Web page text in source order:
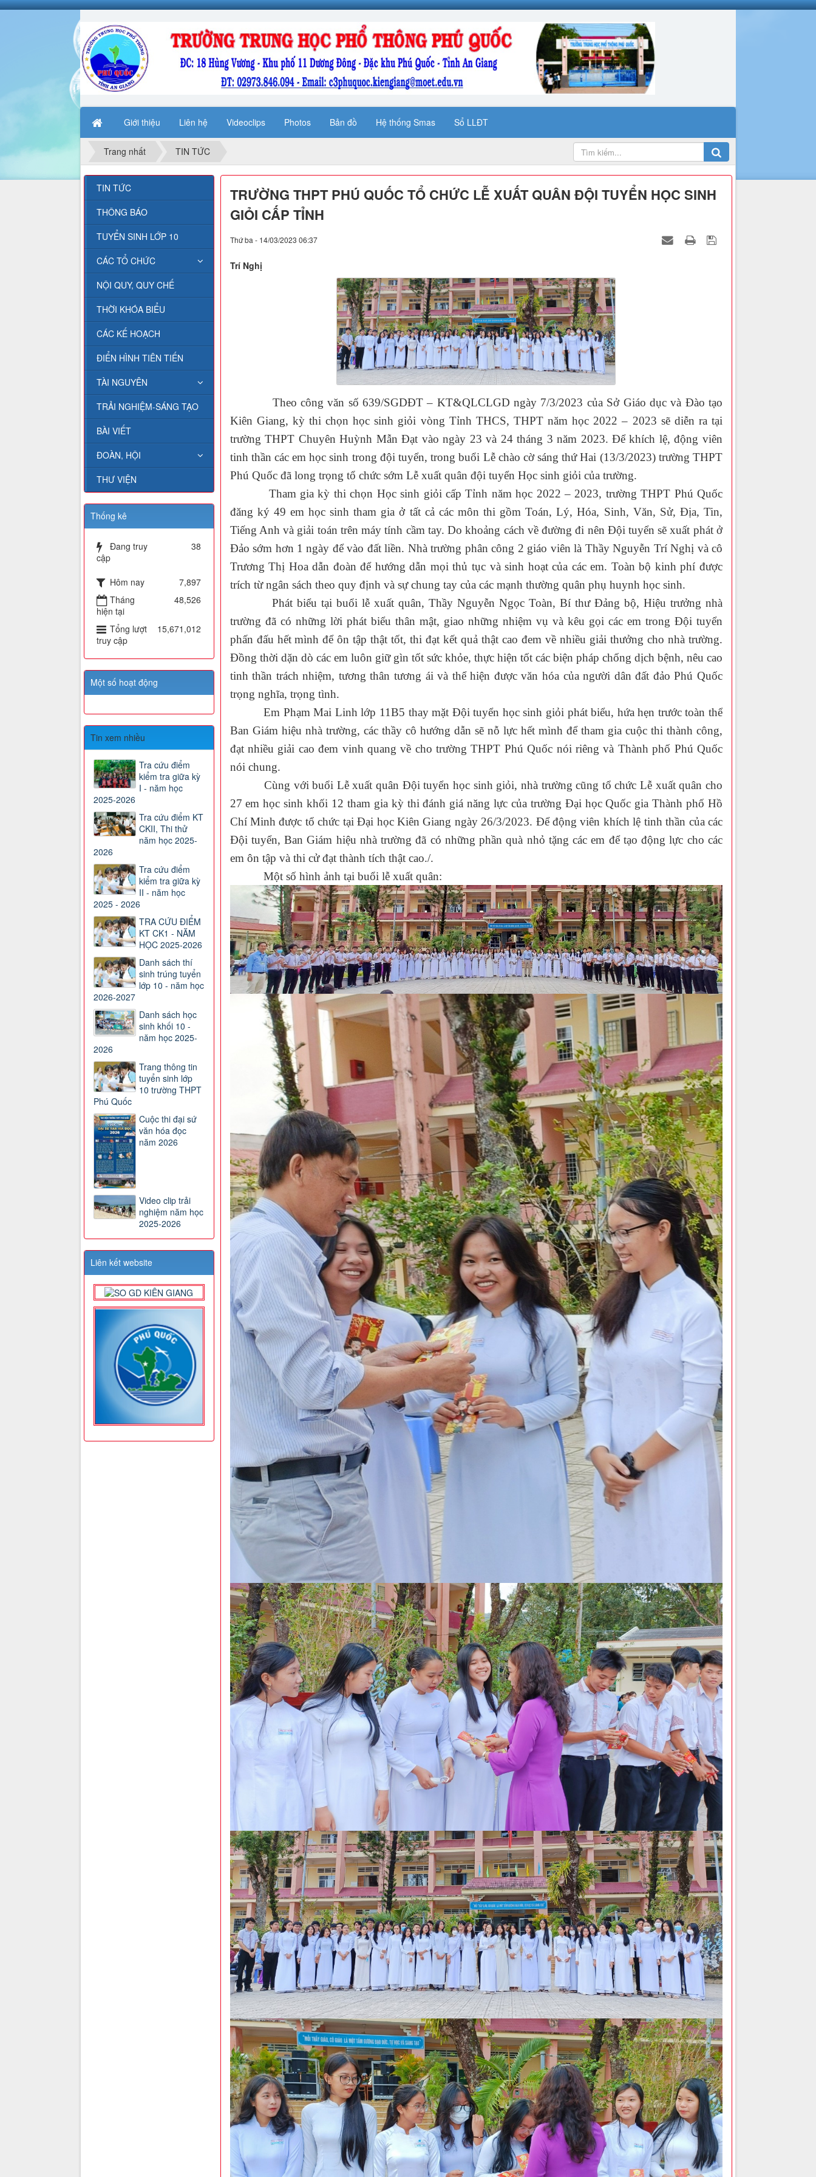
Giới thiệu Liên hệ Videoclips Photos Bản đồ Hệ thống Smas Sổ LLĐT
Trang nhất TIN TỨC
TRƯỜNG THPT PHÚ QUỐC TỔ CHỨC LỄ XUẤT QUÂN ĐỘI TUYỂN HỌC SINH
GIỎI CẤP TỈNH
Thứ ba - 14/03/2023 06:37
Trí Nghị
Theo công văn số 639/SGDĐT – KT&QLCLGD ngày 7/3/2023 của Sở Giáo dục và Đào tạo
Kiên Giang, kỳ thi chọn học sinh giỏi vòng Tỉnh THCS, THPT năm học 2022 – 2023 sẽ diễn ra tại
trường THPT Chuyên Huỳnh Mẫn Đạt vào ngày 23 và 24 tháng 3 năm 2023. Để khích lệ, động viên
tinh thần các em học sinh trong đội tuyển, trong buổi Lễ chào cờ sáng thứ Hai (13/3/2023) trường THPT
Phú Quốc đã long trọng tổ chức sớm Lễ xuất quân đội tuyển Học sinh giỏi của trường.
Tham gia kỳ thi chọn Học sinh giỏi cấp Tỉnh năm học 2022 – 2023, trường THPT Phú Quốc
đăng ký 49 em học sinh tham gia ở tất cả các môn thi gồm Toán, Lý, Hóa, Sinh, Văn, Sử, Địa, Tin,
Tiếng Anh và giải toán trên máy tính cầm tay. Do khoảng cách về đường đi nên Đội tuyển sẽ xuất phát ở
Đảo sớm hơn 1 ngày để vào đất liền. Nhà trường phân công 2 giáo viên là Thầy Nguyễn Trí Nghị và cô
Trương Thị Hoa dẫn đoàn để hướng dẫn mọi thủ tục và sinh hoạt của các em. Toàn bộ kinh phí được
trích từ ngân sách theo quy định và sự chung tay của các mạnh thường quân phụ huynh học sinh.
Phát biểu tại buổi lễ xuất quân, Thầy Nguyễn Ngọc Toàn, Bí thư Đảng bộ, Hiệu trưởng nhà
trường đã có những lời phát biểu thân mật, giao những nhiệm vụ và kêu gọi các em trong Đội tuyển
phấn đấu hết mình để ôn tập thật tốt, thi đạt kết quả thật cao đem về nhiều giải thưởng cho nhà trường.
Đồng thời dặn dò các em luôn giữ gìn tốt sức khỏe, thực hiện tốt các biện pháp chống dịch bệnh, nêu cao
tinh thần trách nhiệm, tương thân tương ái và thể hiện được văn hóa của người dân đất đảo Phú Quốc
trọng nghĩa, trọng tình.
Em Phạm Mai Linh lớp 11B5 thay mặt Đội tuyển học sinh giỏi phát biểu, hứa hẹn trước toàn thể
Ban Giám hiệu nhà trường, các thầy cô hướng dẫn sẽ nỗ lực hết mình để tham gia cuộc thi thành công,
đạt nhiều giải cao đem vinh quang về cho trường THPT Phú Quốc nói riêng và Thành phố Phú Quốc
nói chung.
Cùng với buổi Lễ xuất quân Đội tuyển học sinh giỏi, nhà trường cũng tổ chức Lễ xuất quân cho
27 em học sinh khối 12 tham gia kỳ thi đánh giá năng lực của trường Đại học Quốc gia Thành phố Hồ
Chí Minh được tổ chức tại Đại học Kiên Giang ngày 26/3/2023. Để động viên khích lệ tinh thần của các
Đội tuyển, Ban Giám hiệu nhà trường đã có những phần quà nhỏ tặng các em để tạo động lực cho các
em ôn tập và thi cử đạt thành tích thật cao./.
Một số hình ảnh tại buổi lễ xuất quân:
TIN TỨC
THÔNG BÁO
TUYỂN SINH LỚP 10
CÁC TỔ CHỨC
NỘI QUY, QUY CHẾ
THỜI KHÓA BIỂU
CÁC KẾ HOẠCH
ĐIỂN HÌNH TIÊN TIẾN
TÀI NGUYÊN
TRẢI NGHIỆM-SÁNG TẠO
BÀI VIẾT
ĐOÀN, HỘI
THƯ VIỆN
Thống kê
Đang truy
cập
38
Hôm nay
7,897
Tháng
hiện tại
48,526
Tổng lượt
truy cập
15,671,012
Một số hoạt động
Tin xem nhiều
Tra cứu điểm
kiểm tra giữa kỳ
I - năm học
2025-2026
Tra cứu điểm KT
CKII, Thi thử
năm học 2025-
2026
Tra cứu điểm
kiểm tra giữa kỳ
II - năm học
2025 - 2026
TRA CỨU ĐIỂM
KT CK1 - NĂM
HỌC 2025-2026
Danh sách thí
sinh trúng tuyển
lớp 10 - năm học
2026-2027
Danh sách học
sinh khối 10 -
năm học 2025-
2026
Trang thông tin
tuyển sinh lớp
10 trường THPT
Phú Quốc
Cuộc thi đại sứ
văn hóa đọc
năm 2026
Video clip trải
nghiệm năm học
2025-2026
Liên kết website